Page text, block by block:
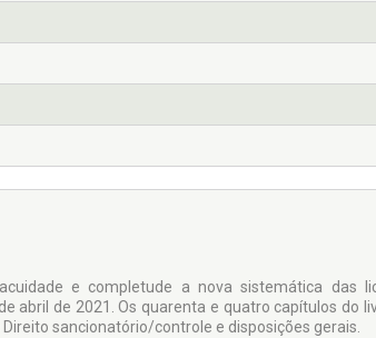
e completude a nova sistemática das
abril de 2021. Os quarenta e quatro capítulos do
sancionatório/controle e disposições gerais.